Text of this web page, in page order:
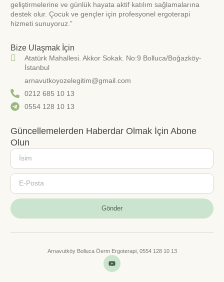
geliştirmelerine ve günlük hayata aktif katılım sağlamalarına
destek olur. Çocuk ve gençler için profesyonel ergoterapi
hizmeti sunuyoruz.”
Bize Ulaşmak İçin
Atatürk Mahallesi. Akkor Sokak. No:9 Bolluca/Boğazköy-
İstanbul
arnavutkoyozelegitim@gmail.com
0212 685 10 13
0554 128 10 13
Güncellemelerden Haberdar Olmak İçin Abone
Olun
Gönder
Arnavutköy Bolluca Öerm Ergoterapi, 0554 128 10 13